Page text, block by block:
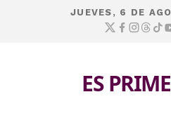
JUEVES, 6 DE
ES